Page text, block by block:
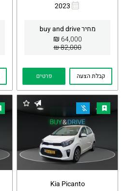
2023
מחיר buy and drive
64,000
₪
82,000 ₪
Whatsapp
קבלת הצעה פרטים
Kia Picanto